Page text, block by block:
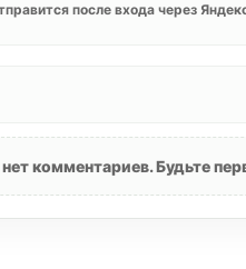
после входа через
комментариев. Будьте